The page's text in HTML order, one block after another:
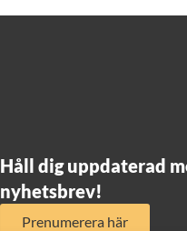
Håll dig uppdaterad
nyhetsbrev!
Prenumerera här